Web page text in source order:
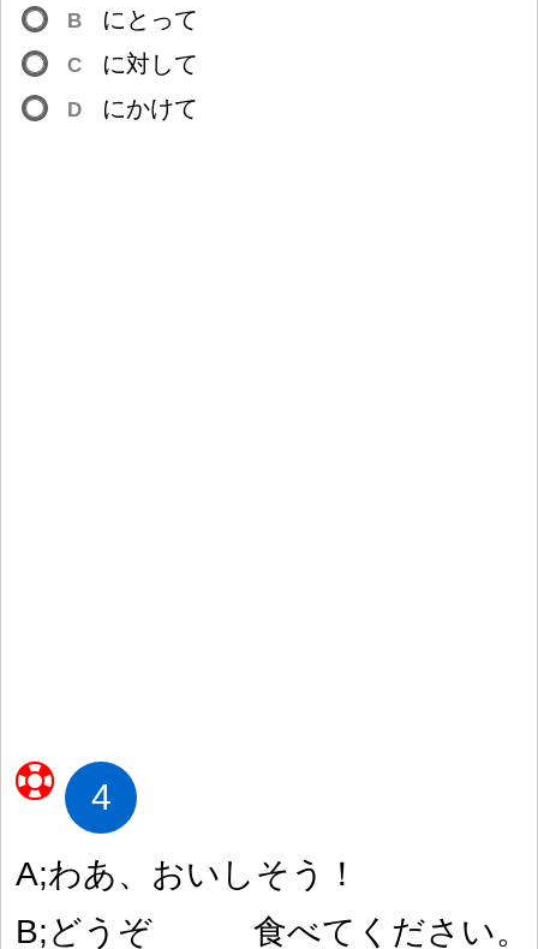
B にとって
C に対して
D にかけて
4
A;わあ、おいしそう
！
B;どうぞ
食べてください。